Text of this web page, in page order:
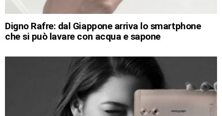
Digno Rafre: dal Giappone arriva lo smartphone
che si può lavare con acqua e sapone